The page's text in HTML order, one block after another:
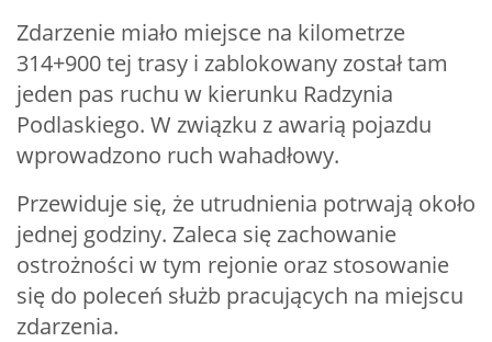
Zdarzenie miało miejsce na kilometrze
314+900 tej trasy i zablokowany został tam
jeden pas ruchu w kierunku Radzynia
Podlaskiego. W związku z awarią pojazdu
wprowadzono ruch wahadłowy.
Przewiduje się, że utrudnienia potrwają około
jednej godziny. Zaleca się zachowanie
ostrożności w tym rejonie oraz stosowanie
się do poleceń służb pracujących na miejscu
zdarzenia.